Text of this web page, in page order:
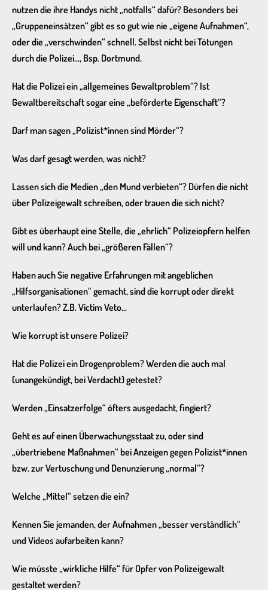
nutzen die ihre Handys nicht „notfalls“ dafür? Besonders bei
„Gruppeneinsätzen“ gibt es so gut wie nie „eigene Aufnahmen“,
oder die „verschwinden“ schnell. Selbst nicht bei Tötungen
durch die Polizei…, Bsp. Dortmund.
Hat die Polizei ein „allgemeines Gewaltproblem“? Ist
Gewaltbereitschaft sogar eine „beförderte Eigenschaft“?
Darf man sagen „Polizist*innen sind Mörder“?
Was darf gesagt werden, was nicht?
Lassen sich die Medien „den Mund verbieten“? Dürfen die nicht
über Polizeigewalt schreiben, oder trauen die sich nicht?
Gibt es überhaupt eine Stelle, die „ehrlich“ Polizeiopfern helfen
will und kann? Auch bei „größeren Fällen“?
Haben auch Sie negative Erfahrungen mit angeblichen
„Hilfsorganisationen“ gemacht, sind die korrupt oder direkt
unterlaufen? Z.B. Victim Veto…
Wie korrupt ist unsere Polizei?
Hat die Polizei ein Drogenproblem? Werden die auch mal
(unangekündigt, bei Verdacht) getestet?
Werden „Einsatzerfolge“ öfters ausgedacht, fingiert?
Geht es auf einen Überwachungsstaat zu, oder sind
„übertriebene Maßnahmen“ bei Anzeigen gegen Polizist*innen
bzw. zur Vertuschung und Denunzierung „normal“?
Welche „Mittel“ setzen die ein?
Kennen Sie jemanden, der Aufnahmen „besser verständlich“
und Videos aufarbeiten kann?
Wie müsste „wirkliche Hilfe“ für Opfer von Polizeigewalt
gestaltet werden?